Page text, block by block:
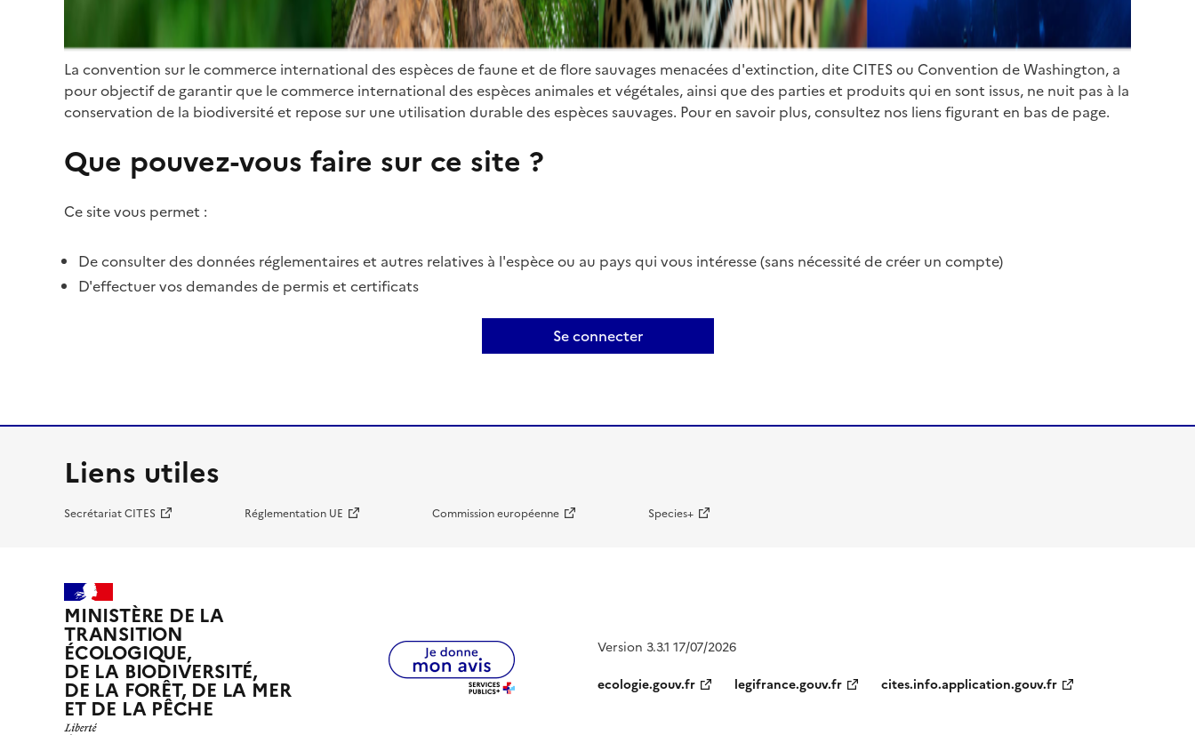
La convention sur le commerce international des espèces de faune et de flore sauvages menacées d'extinction, dite CITES ou Convention de Washington, a
pour objectif de garantir que le commerce international des espèces animales et végétales, ainsi que des parties et produits qui en sont issus, ne nuit pas à la
conservation de la biodiversité et repose sur une utilisation durable des espèces sauvages. Pour en savoir plus, consultez nos liens figurant en bas de page.
Que pouvez-vous faire sur ce site ?
Ce site vous permet :
De consulter des données réglementaires et autres relatives à l'espèce ou au pays qui vous intéresse (sans nécessité de créer un compte)
D'effectuer vos demandes de permis et certificats
Se connecter
Liens utiles
Secrétariat CITES Réglementation UE Commission européenne Species+
MINISTÈRE DE LA
TRANSITION
ÉCOLOGIQUE,
DE LA BIODIVERSITÉ,
DE LA FORÊT, DE LA MER
ET DE LA PÊCHE
Version 3.3.1 17/07/2026
ecologie.gouv.fr
legifrance.gouv.fr cites.info.application.gouv.fr